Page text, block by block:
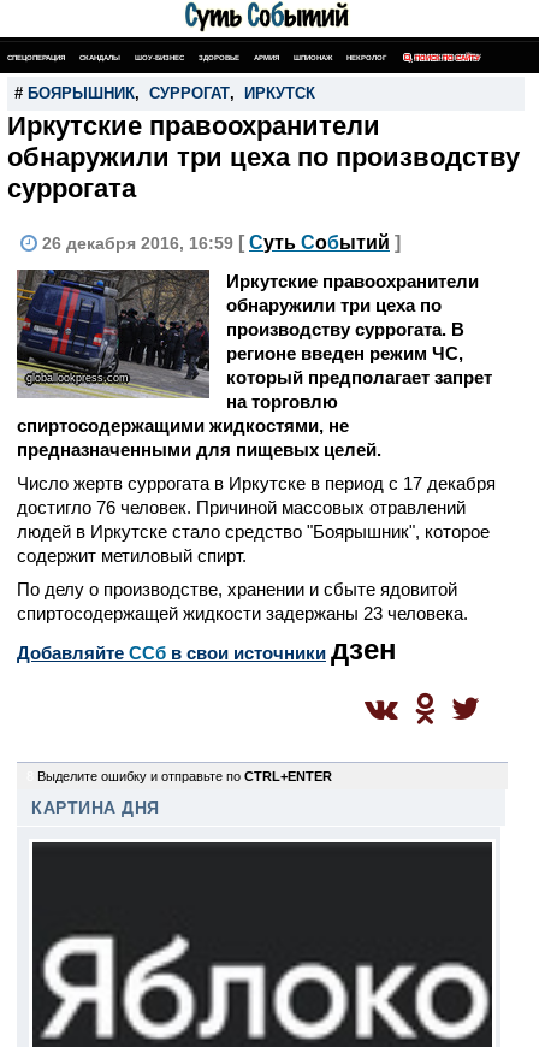
СПЕЦОПЕРАЦИЯ СКАНДАЛЫ ШОУ-БИЗНЕС ЗДОРОВЬЕ АРМИЯ ШПИОНАЖ НЕКРОЛОГ ПОИСК ПО САЙТУ
# БОЯРЫШНИК, СУРРОГАТ, ИРКУТСК
Иркутские правоохранители
обнаружили три цеха по производству
суррогата
26 декабря 2016, 16:59 [ Суть Событий ]
globallookpress.com
Иркутские правоохранители
обнаружили три цеха по
производству суррогата. В
регионе введен режим ЧС,
который предполагает запрет
на торговлю
спиртосодержащими жидкостями, не
предназначенными для пищевых целей.
Число жертв суррогата в Иркутске в период с 17 декабря
достигло 76 человек. Причиной массовых отравлений
людей в Иркутске стало средство "Боярышник", которое
содержит метиловый спирт.
По делу о производстве, хранении и сбыте ядовитой
спиртосодержащей жидкости задержаны 23 человека.
Добавляйте CСб в свои источники дзен
Выделите ошибку и отправьте по CTRL+ENTER
КАРТИНА ДНЯ